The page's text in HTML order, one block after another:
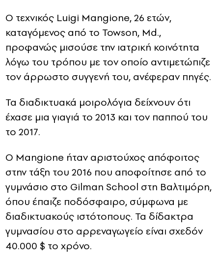
Ο τεχνικός Luigi Mangione, 26 ετών,
καταγόμενος από το Towson, Md.,
προφανώς μισούσε την ιατρική κοινότητα
λόγω του τρόπου με τον οποίο αντιμετώπιζε
τον άρρωστο συγγενή του, ανέφεραν πηγές.
Τα διαδικτυακά μοιρολόγια δείχνουν ότι
έχασε μια γιαγιά το 2013 και τον παππού του
το 2017.
Ο Mangione ήταν αριστούχος απόφοιτος
στην τάξη του 2016 που αποφοίτησε από το
γυμνάσιο στο Gilman School στη Βαλτιμόρη,
όπου έπαιζε ποδόσφαιρο, σύμφωνα με
διαδικτυακούς ιστότοπους. Τα δίδακτρα
γυμνασίου στο αρρεναγωγείο είναι σχεδόν
40.000 $ το χρόνο.